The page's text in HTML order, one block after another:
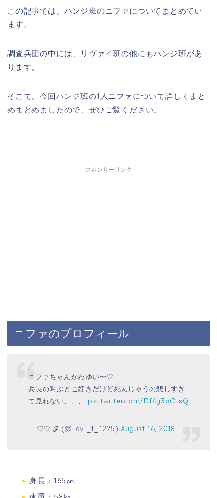
この記事では、ハンジ班のニファについてまとめてい
ます。
調査兵団の中には、リヴァイ班の他にもハンジ班があ
ります。
そこで、今回ハンジ班の1人ニファについて詳しくまと
めまとめましたので、ぜひご覧ください。
スポンサーリンク
ニファのプロフィール
ニファちゃんかわゆい〜♡
兵長の叫ぶとこ好きだけど死んじゃうの悲しすぎ
て見れない、、、 pic.twitter.com/DfAy3bOtxQ
— ♡♡ ℱ (@Levi_f_1225)August 16, 2018
身長：165㎝